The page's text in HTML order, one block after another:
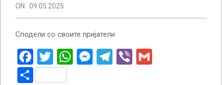
ON: 09.05.2025
Сподели со своите пријатели
Facebook
Twitter
WhatsApp
Messenger
Telegram
Viber
Share